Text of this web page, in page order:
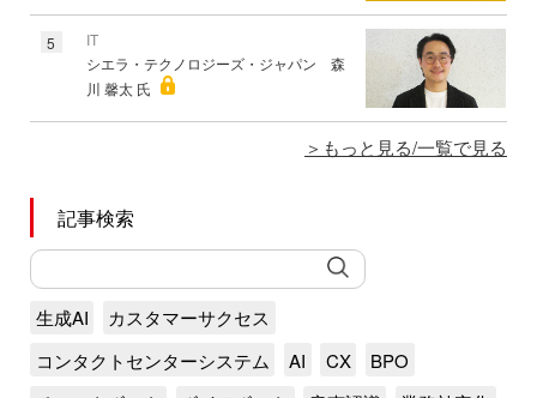
5
IT
シエラ・テクノロジーズ・ジャパン 森
川 馨太 氏
もっと見る/一覧で見る
記事検索
生成AI
カスタマーサクセス
コンタクトセンターシステム
AI CX
BPO